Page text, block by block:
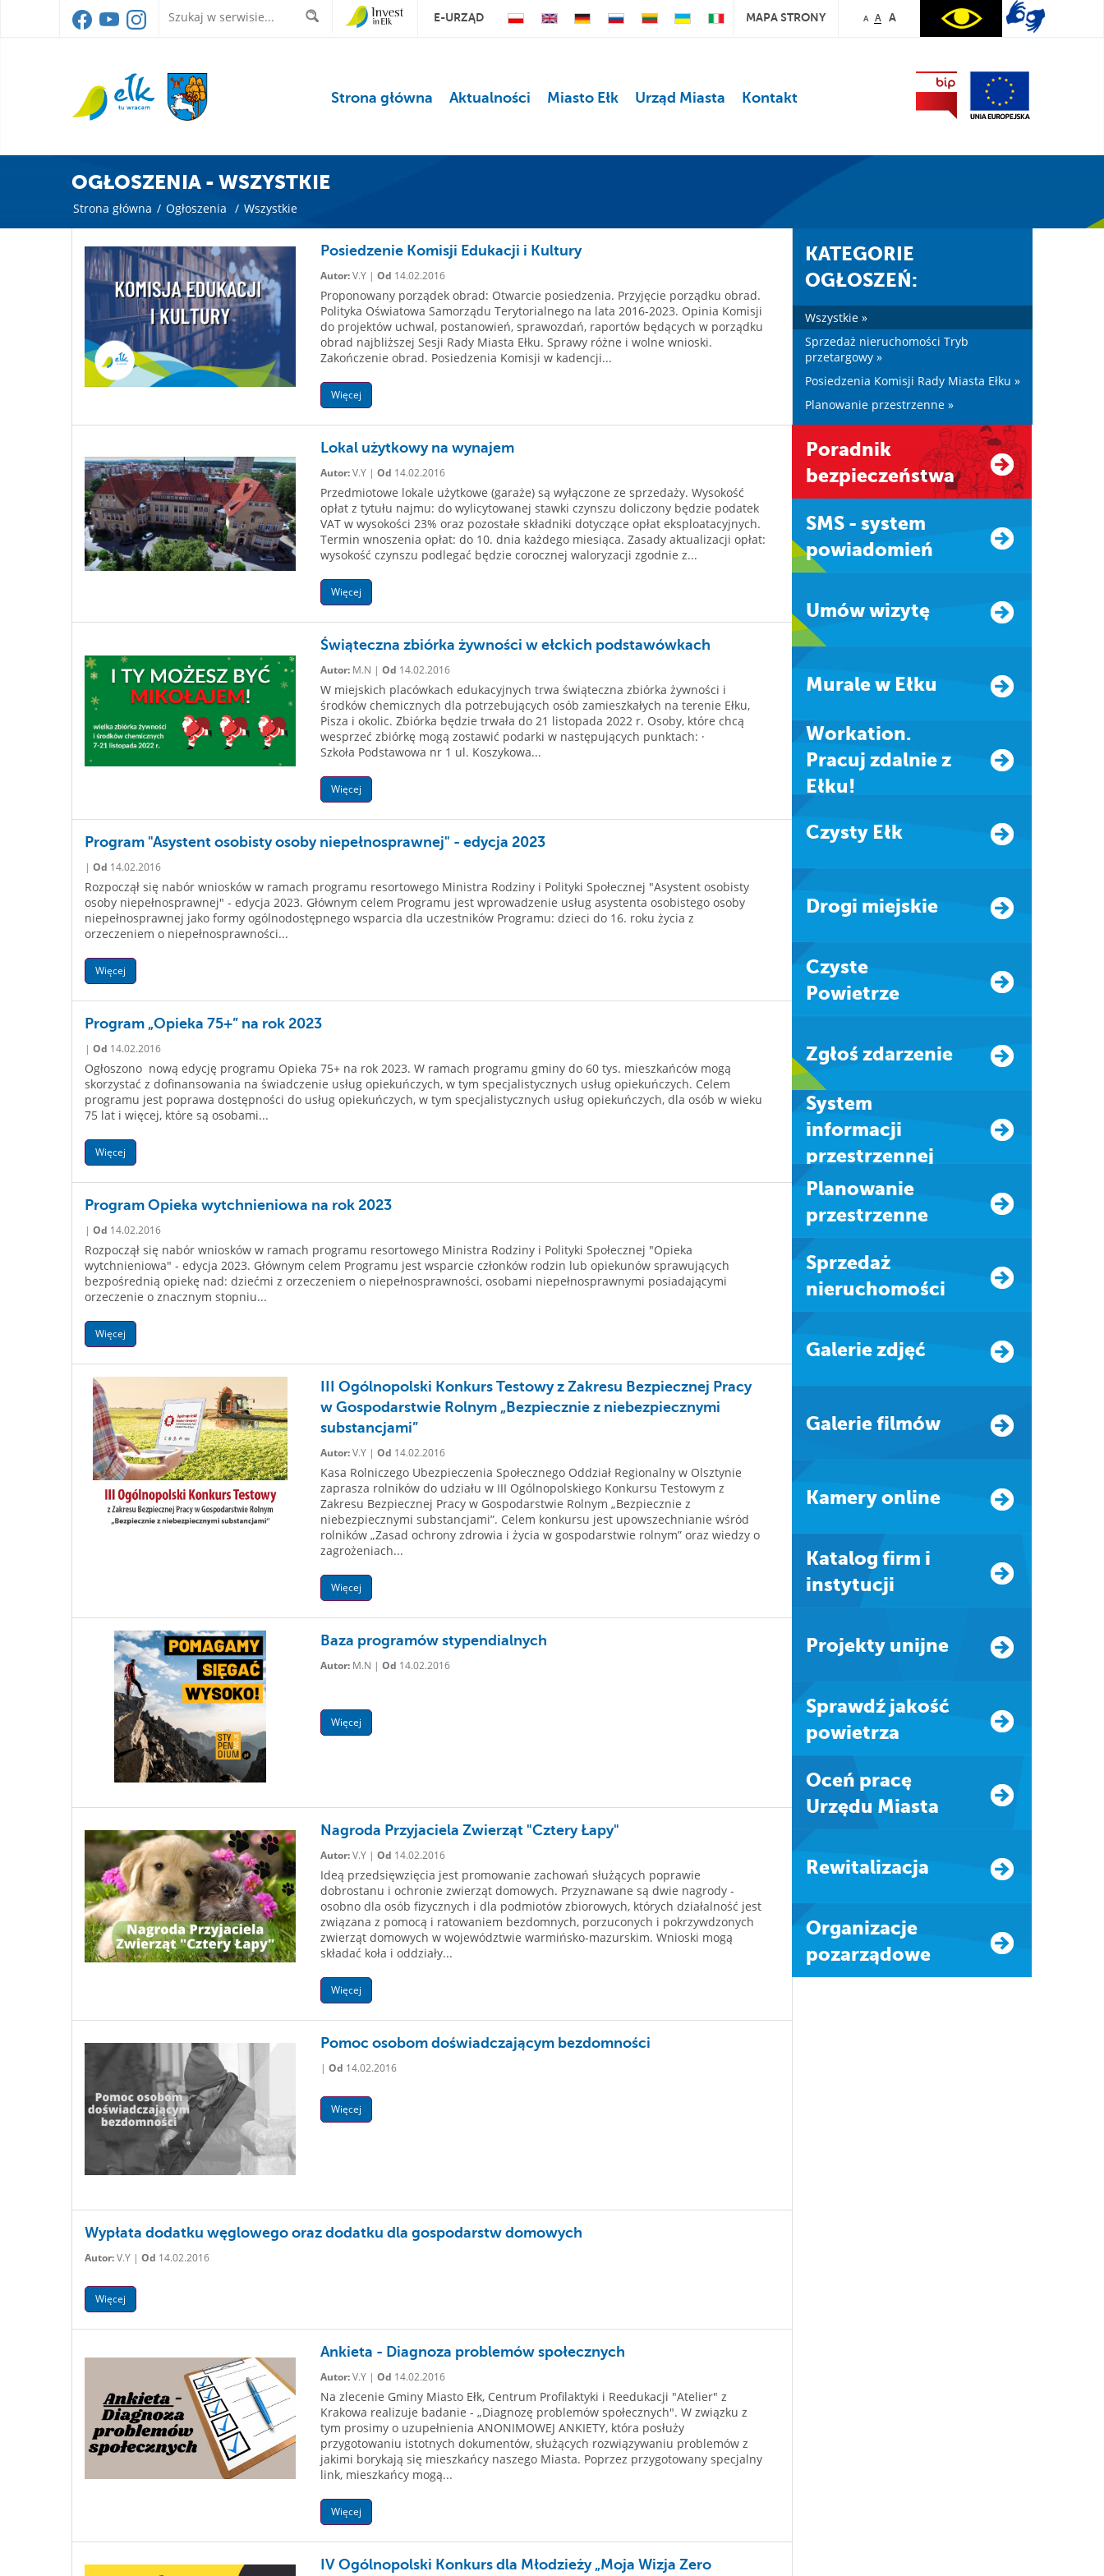
E-URZĄD MAPA STRONY A A A
Strona główna Aktualności Miasto Ełk Urząd Miasta Kontakt
OGŁOSZENIA - WSZYSTKIE
Strona główna / Ogłoszenia / Wszystkie
Posiedzenie Komisji Edukacji i Kultury
Autor:V.Y | Od 14.02.2016
Proponowany porządek obrad: Otwarcie posiedzenia. Przyjęcie porządku obrad.
Polityka Oświatowa Samorządu Terytorialnego na lata 2016-2023. Opinia Komisji
do projektów uchwal, postanowień, sprawozdań, raportów będących w porządku
obrad najbliższej Sesji Rady Miasta Ełku. Sprawy różne i wolne wnioski.
Zakończenie obrad. Posiedzenia Komisji w kadencji...
Więcej
Lokal użytkowy na wynajem
Autor:V.Y | Od 14.02.2016
Przedmiotowe lokale użytkowe (garaże) są wyłączone ze sprzedaży. Wysokość
opłat z tytułu najmu: do wylicytowanej stawki czynszu doliczony będzie podatek
VAT w wysokości 23% oraz pozostałe składniki dotyczące opłat eksploatacyjnych.
Termin wnoszenia opłat: do 10. dnia każdego miesiąca. Zasady aktualizacji opłat:
wysokość czynszu podlegać będzie corocznej waloryzacji zgodnie z...
Więcej
Świąteczna zbiórka żywności w ełckich podstawówkach
Autor:M.N | Od 14.02.2016
W miejskich placówkach edukacyjnych trwa świąteczna zbiórka żywności i
środków chemicznych dla potrzebujących osób zamieszkałych na terenie Ełku,
Pisza i okolic. Zbiórka będzie trwała do 21 listopada 2022 r. Osoby, które chcą
wesprzeć zbiórkę mogą zostawić podarki w następujących punktach: ·
Szkoła Podstawowa nr 1 ul. Koszykowa...
Więcej
Program "Asystent osobisty osoby niepełnosprawnej" - edycja 2023
| Od 14.02.2016
Rozpoczął się nabór wniosków w ramach programu resortowego Ministra Rodziny i Polityki Społecznej "Asystent osobisty
osoby niepełnosprawnej" - edycja 2023. Głównym celem Programu jest wprowadzenie usług asystenta osobistego osoby
niepełnosprawnej jako formy ogólnodostępnego wsparcia dla uczestników Programu: dzieci do 16. roku życia z
orzeczeniem o niepełnosprawności...
Więcej
Program „Opieka 75+” na rok 2023
| Od 14.02.2016
Ogłoszono nową edycję programu Opieka 75+ na rok 2023. W ramach programu gminy do 60 tys. mieszkańców mogą
skorzystać z dofinansowania na świadczenie usług opiekuńczych, w tym specjalistycznych usług opiekuńczych. Celem
programu jest poprawa dostępności do usług opiekuńczych, w tym specjalistycznych usług opiekuńczych, dla osób w wieku
75 lat i więcej, które są osobami...
Więcej
Program Opieka wytchnieniowa na rok 2023
| Od 14.02.2016
Rozpoczął się nabór wniosków w ramach programu resortowego Ministra Rodziny i Polityki Społecznej "Opieka
wytchnieniowa" - edycja 2023. Głównym celem Programu jest wsparcie członków rodzin lub opiekunów sprawujących
bezpośrednią opiekę nad: dziećmi z orzeczeniem o niepełnosprawności, osobami niepełnosprawnymi posiadającymi
orzeczenie o znacznym stopniu...
Więcej
III Ogólnopolski Konkurs Testowy z Zakresu Bezpiecznej Pracy
w Gospodarstwie Rolnym „Bezpiecznie z niebezpiecznymi
substancjami”
Autor:V.Y | Od 14.02.2016
Kasa Rolniczego Ubezpieczenia Społecznego Oddział Regionalny w Olsztynie
zaprasza rolników do udziału w III Ogólnopolskiego Konkursu Testowym z
Zakresu Bezpiecznej Pracy w Gospodarstwie Rolnym „Bezpiecznie z
niebezpiecznymi substancjami”. Celem konkursu jest upowszechnianie wśród
rolników „Zasad ochrony zdrowia i życia w gospodarstwie rolnym” oraz wiedzy o
zagrożeniach...
Więcej
Baza programów stypendialnych
Autor:M.N | Od 14.02.2016
Więcej
Nagroda Przyjaciela Zwierząt "Cztery Łapy"
Autor:V.Y | Od 14.02.2016
Ideą przedsięwzięcia jest promowanie zachowań służących poprawie
dobrostanu i ochronie zwierząt domowych. Przyznawane są dwie nagrody -
osobno dla osób fizycznych i dla podmiotów zbiorowych, których działalność jest
związana z pomocą i ratowaniem bezdomnych, porzuconych i pokrzywdzonych
zwierząt domowych w województwie warmińsko-mazurskim. Wnioski mogą
składać koła i oddziały...
Więcej
Pomoc osobom doświadczającym bezdomności
| Od 14.02.2016
Więcej
Wypłata dodatku węglowego oraz dodatku dla gospodarstw domowych
Autor:V.Y | Od 14.02.2016
Więcej
Ankieta - Diagnoza problemów społecznych
Autor:V.Y | Od 14.02.2016
Na zlecenie Gminy Miasto Ełk, Centrum Profilaktyki i Reedukacji "Atelier" z
Krakowa realizuje badanie - „Diagnozę problemów społecznych". W związku z
tym prosimy o uzupełnienia ANONIMOWEJ ANKIETY, która posłuży
przygotowaniu istotnych dokumentów, służących rozwiązywaniu problemów z
jakimi borykają się mieszkańcy naszego Miasta. Poprzez przygotowany specjalny
link, mieszkańcy mogą...
Więcej
IV Ogólnopolski Konkurs dla Młodzieży „Moja Wizja Zero
KATEGORIE
OGŁOSZEŃ:
Wszystkie »
Sprzedaż nieruchomości Tryb
przetargowy »
Posiedzenia Komisji Rady Miasta Ełku »
Planowanie przestrzenne »
Poradnik
bezpieczeństwa
SMS - system
powiadomień
Umów wizytę
Murale w Ełku
Workation.
Pracuj zdalnie z
Ełku!
Czysty Ełk
Drogi miejskie
Czyste
Powietrze
Zgłoś zdarzenie
system
informacji
przestrzennej
Planowanie
przestrzenne
Sprzedaż
nieruchomości
Galerie zdjęć
Galerie filmów
Kamery online
Katalog firm i
instytucji
Projekty unijne
Sprawdź jakość
powietrza
Oceń pracę
Urzędu Miasta
Rewitalizacja
Organizacje
pozarządowe